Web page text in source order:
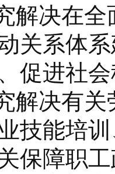
解决在
关系体
促进社
解决有
技能培
保障职